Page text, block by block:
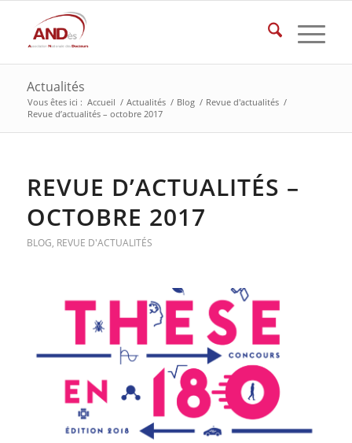
Actualités
Vous êtes ici : Accueil / Actualités / Blog / Revue d'actualités /
Revue d’actualités – octobre 2017
REVUE D’ACTUALITÉS –
OCTOBRE 2017
BLOG, REVUE D'ACTUALITÉS